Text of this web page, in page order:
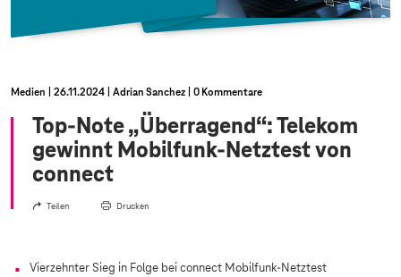
:Medien 26.11.2024 Adrian Sanchez 0 Kommentare
Top-Note „Überragend“: Telekom
gewinnt Mobilfunk-Netztest von
connect
Teilen Drucken
Vierzehnter Sieg in Folge bei connect Mobilfunk-Netztest